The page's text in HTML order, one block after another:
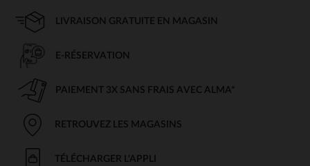
LIVRAISON GRATUITE EN MAGASIN
E-RÉSERVATION
PAIEMENT 3X SANS FRAIS AVEC ALMA*
RETROUVEZ LES MAGASINS
TÉLÉCHARGER L'APPLI